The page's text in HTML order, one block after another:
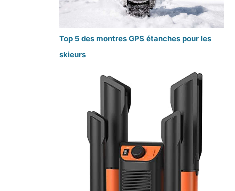
Top 5 des montres GPS étanches pour les
skieurs